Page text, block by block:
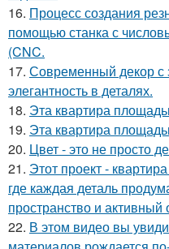
16. Процесс создания
помощью станка с
(CNC.
17. Современный декор с
элегантность в деталях.
18. Эта квартира
19. Эта квартира
20. Цвет - это не просто
21. Этот проект -
где каждая деталь
пространство и активный
22. В этом видео вы